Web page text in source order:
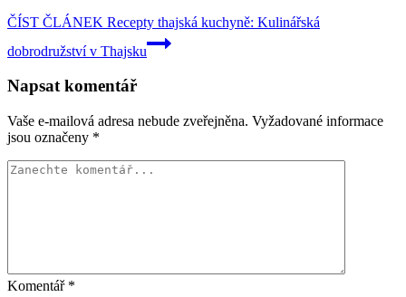
ČÍST ČLÁNEK Recepty thajská kuchyně: Kulinářská
dobrodružství v Thajsku
Napsat komentář
Vaše e-mailová adresa nebude zveřejněna. Vyžadované informace
jsou označeny *
Komentář *